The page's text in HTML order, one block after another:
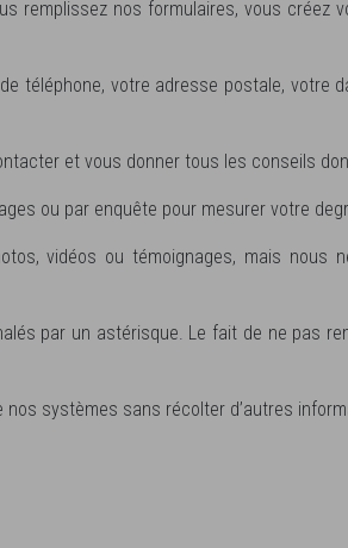
remplissez nos formulaires, vous créez
téléphone, votre adresse postale, votre
et vous donner tous les conseils
ou par enquête pour mesurer votre
vidéos ou témoignages, mais nous
par un astérisque. Le fait de ne pas
systèmes sans récolter d’autres